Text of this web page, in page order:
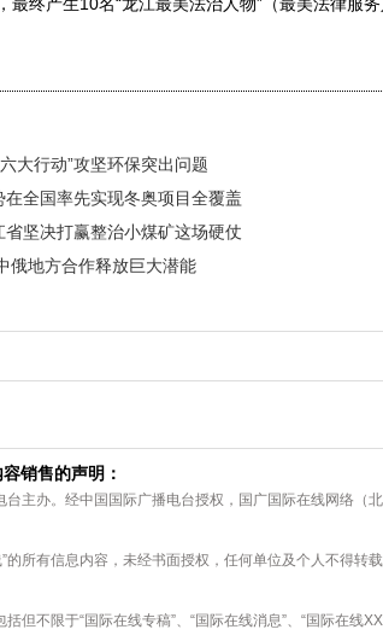
大行动”攻坚环保突出问题
全国率先实现冬奥项目全覆盖
坚决打赢整治小煤矿这场硬仗
俄地方合作释放巨大潜能
销售的声明：
台主办。经中国国际广播电台授权，国广国际在线网络（
的所有信息内容，未经书面授权，任何单位及个人不得转
但不限于“国际在线专稿”、“国际在线消息”、“国际在线